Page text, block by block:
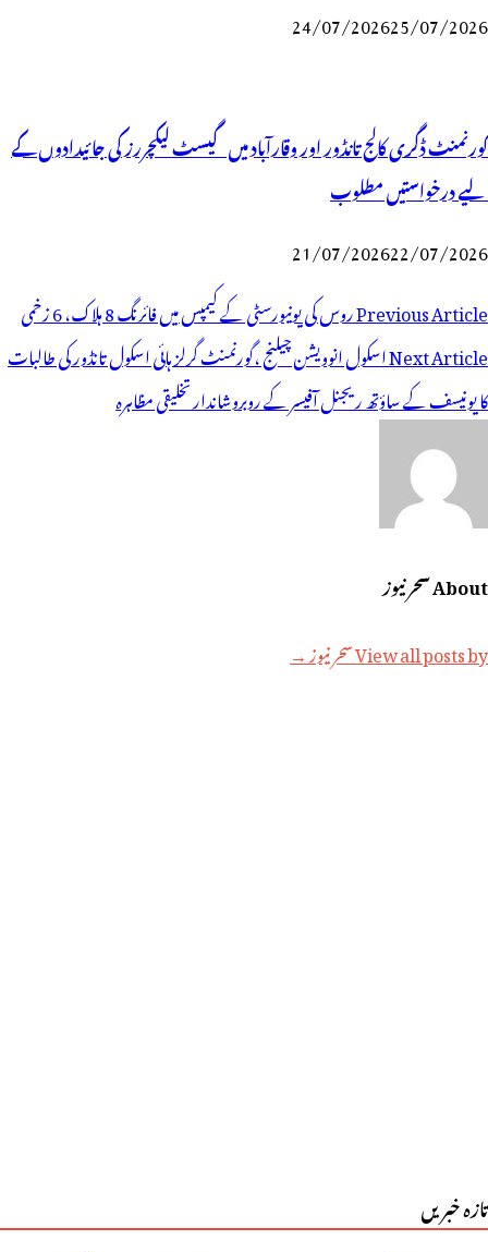
24/07/202625/07/2026
گورنمنٹ ڈگری کالج تانڈور اور وقارآباد میں گیسٹ لیکچررز کی جائیدادوں کے
لیے درخواستیں مطلوب
21/07/202622/07/2026
پوسٹوں
کی
نیویگیشن
Previous Articleروس کی یونیورسٹی کے کیمپس میں فائرنگ 8 ہلاک، 6 زخمی
Next Articleاسکول انوویشن چیلنج ،گورنمنٹ گرلز ہائی اسکول تانڈور کی طالبات
کا یونیسف کے ساؤتھ ریجنل آفیسر کے روبروشاندارتخلیقی مظاہرہ
About سحر نیوز
View all posts by سحر نیوز →
تازہ خبریں